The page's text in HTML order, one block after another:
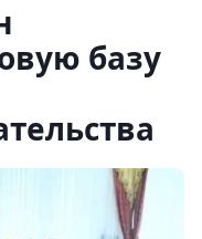
базу